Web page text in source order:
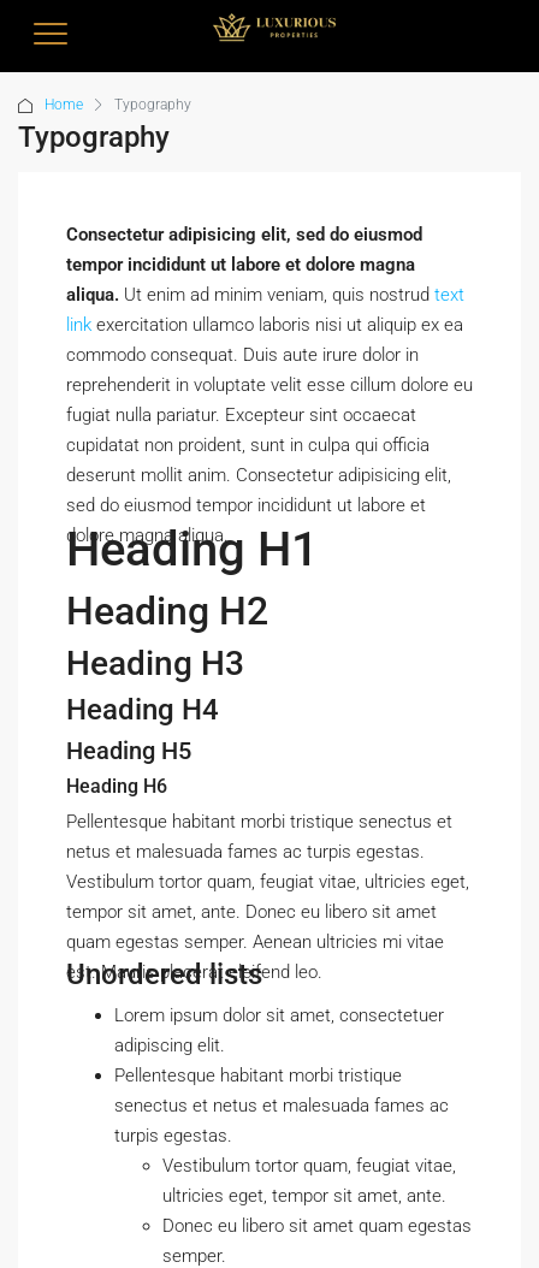
Home Typography
Typography
Consectetur adipisicing elit, sed do eiusmod
tempor incididunt ut labore et dolore magna
aliqua. Ut enim ad minim veniam, quis nostrud text
link exercitation ullamco laboris nisi ut aliquip ex ea
commodo consequat. Duis aute irure dolor in
reprehenderit in voluptate velit esse cillum dolore eu
fugiat nulla pariatur. Excepteur sint occaecat
cupidatat non proident, sunt in culpa qui officia
deserunt mollit anim. Consectetur adipisicing elit,
sed do eiusmod tempor incididunt ut labore et
dolore magna aliqua.
Heading H1
Heading H2
Heading H3
Heading H4
Heading H5
Heading H6
Pellentesque habitant morbi tristique senectus et
netus et malesuada fames ac turpis egestas.
Vestibulum tortor quam, feugiat vitae, ultricies eget,
tempor sit amet, ante. Donec eu libero sit amet
quam egestas semper. Aenean ultricies mi vitae
est. Mauris placerat eleifend leo.
Unordered lists
Lorem ipsum dolor sit amet, consectetuer
adipiscing elit.
Pellentesque habitant morbi tristique
senectus et netus et malesuada fames ac
turpis egestas.
Vestibulum tortor quam, feugiat vitae,
ultricies eget, tempor sit amet, ante.
Donec eu libero sit amet quam egestas
semper.